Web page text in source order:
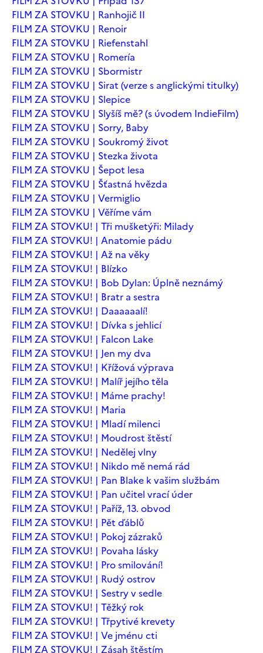
FILM ZA STOVKU | Ranhojič II
FILM ZA STOVKU | Renoir
FILM ZA STOVKU | Riefenstahl
FILM ZA STOVKU | Romería
FILM ZA STOVKU | Sbormistr
FILM ZA STOVKU | Sirat (verze s anglickými titulky)
FILM ZA STOVKU | Slepice
FILM ZA STOVKU | Slyšíš mě? (s úvodem IndieFilm)
FILM ZA STOVKU | Sorry, Baby
FILM ZA STOVKU | Soukromý život
FILM ZA STOVKU | Stezka života
FILM ZA STOVKU | Šepot lesa
FILM ZA STOVKU | Šťastná hvězda
FILM ZA STOVKU | Vermiglio
FILM ZA STOVKU | Věříme vám
FILM ZA STOVKU! | Tři mušketýři: Milady
FILM ZA STOVKU! | Anatomie pádu
FILM ZA STOVKU! | Až na věky
FILM ZA STOVKU! | Blízko
FILM ZA STOVKU! | Bob Dylan: Úplně neznámý
FILM ZA STOVKU! | Bratr a sestra
FILM ZA STOVKU! | Daaaaaalí!
FILM ZA STOVKU! | Dívka s jehlicí
FILM ZA STOVKU! | Falcon Lake
FILM ZA STOVKU! | Jen my dva
FILM ZA STOVKU! | Křížová výprava
FILM ZA STOVKU! | Malíř jejího těla
FILM ZA STOVKU! | Máme prachy!
FILM ZA STOVKU! | Maria
FILM ZA STOVKU! | Mladí milenci
FILM ZA STOVKU! | Moudrost štěstí
FILM ZA STOVKU! | Nedělej vlny
FILM ZA STOVKU! | Nikdo mě nemá rád
FILM ZA STOVKU! | Pan Blake k vašim službám
FILM ZA STOVKU! | Pan učitel vrací úder
FILM ZA STOVKU! | Paříž, 13. obvod
FILM ZA STOVKU! | Pět ďáblů
FILM ZA STOVKU! | Pokoj zázraků
FILM ZA STOVKU! | Povaha lásky
FILM ZA STOVKU! | Pro smilování!
FILM ZA STOVKU! | Rudý ostrov
FILM ZA STOVKU! | Sestry v sedle
FILM ZA STOVKU! | Těžký rok
FILM ZA STOVKU! | Třpytivé krevety
FILM ZA STOVKU! | Ve jménu cti
FILM ZA STOVKU! | Zásah štěstím